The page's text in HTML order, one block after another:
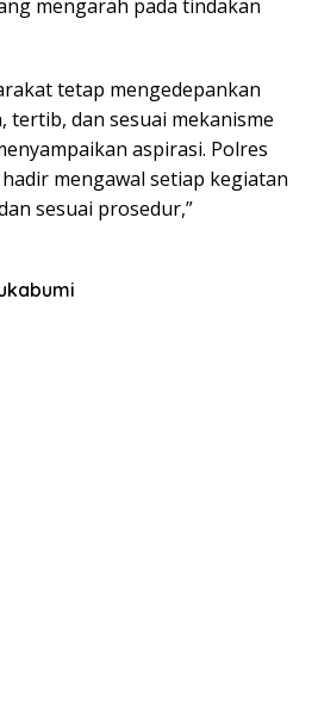
mengarah pada tindakan
tetap mengedepankan
tertib, dan sesuai mekanisme
aspirasi. Polres
mengawal setiap kegiatan
sesuai prosedur,”